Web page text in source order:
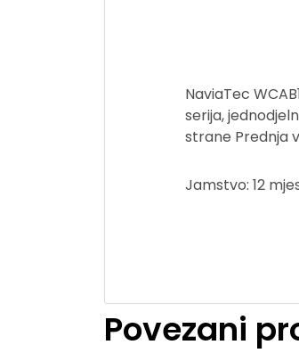
NaviaTec
serija,
strane Prednja
Jamstvo: 12
Povezani